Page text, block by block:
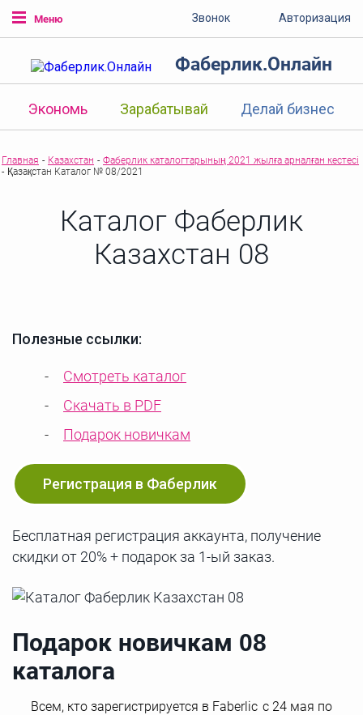
Меню Звонок Авторизация
Фаберлик.Онлайн
Экономь Зарабатывай Делай бизнес
Главная - Казахстан - Фаберлик каталогтарының 2021 жылға арналған кестесі
- Қазақстан Каталог № 08/2021
Каталог Фаберлик
Казахстан 08
Полезные ссылки:
Смотреть каталог
Скачать в PDF
Подарок новичкам
Регистрация в Фаберлик
Бесплатная регистрация аккаунта, получение
скидки от 20% + подарок за 1-ый заказ.
Подарок новичкам 08
каталога
Всем, кто зарегистрируется в Faberlic с 24 мая по